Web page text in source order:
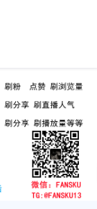
Facebook
TikTok
YouTube